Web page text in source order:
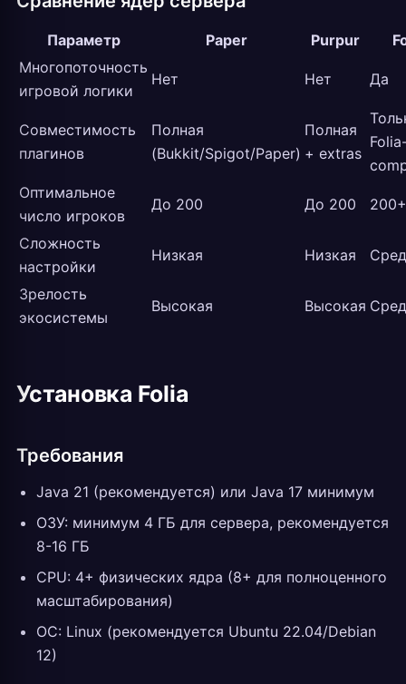
Параметр Paper Purpur
Многопоточность
игровой логики
Нет Нет Да
Совместимость
плагинов
Полная
(Bukkit/Spigot/Paper)
Полная
+ extras
Оптимальное
число игроков
До 200 До 200 200+
Сложность
настройки
Низкая Низкая
Зрелость
экосистемы
Высокая Высокая
Установка Folia
Требования
Java 21 (рекомендуется) или Java 17 минимум
ОЗУ: минимум 4 ГБ для сервера, рекомендуется
8-16 ГБ
CPU: 4+ физических ядра (8+ для полноценного
масштабирования)
ОС: Linux (рекомендуется Ubuntu 22.04/Debian
12)